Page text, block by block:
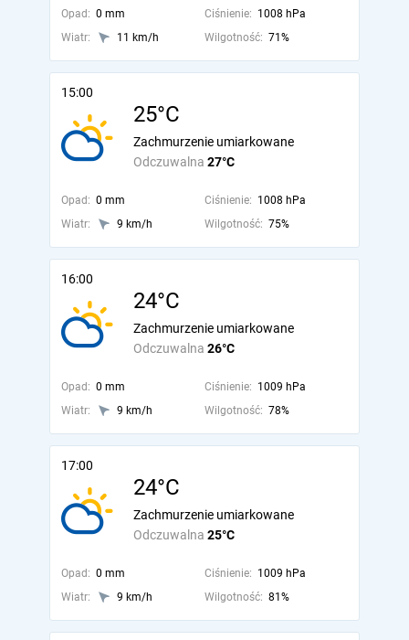
Opad: 0 mm Ciśnienie: 1008 hPa
Wiatr:
11 km/h Wilgotność: 71%
15:00
25°C
Odczuwalna 27°C
Zachmurzenie umiarkowane
Opad: 0 mm Ciśnienie: 1008 hPa
Wiatr:
9 km/h Wilgotność: 75%
16:00
24°C
Odczuwalna 26°C
Zachmurzenie umiarkowane
Opad: 0 mm Ciśnienie: 1009 hPa
Wiatr:
9 km/h Wilgotność: 78%
17:00
24°C
Odczuwalna 25°C
Zachmurzenie umiarkowane
Opad: 0 mm Ciśnienie: 1009 hPa
Wiatr:
9 km/h Wilgotność: 81%